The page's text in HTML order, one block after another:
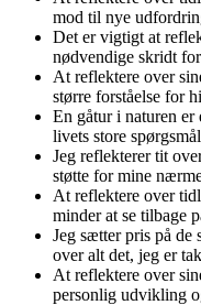
mod til nye
Det er vigtigt at
nødvendige skridt for
At reflektere over
større forståelse for
En gåtur i naturen
livets store
Jeg reflekterer tit
støtte for mine
At reflektere over
minder at se tilbage
Jeg sætter pris på
over alt det, jeg er
At reflektere over
personlig udvikling